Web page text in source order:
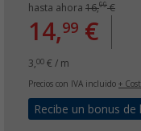
hasta ahora 16,99€
14,99 €
3,00 € / m
Precios con IVA incluido +
Recibe un bonus